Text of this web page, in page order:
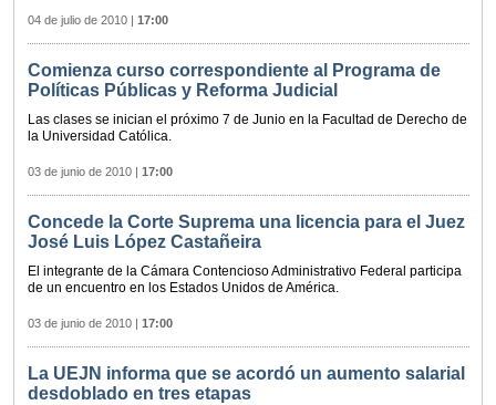
04 de julio de 2010 | 17:00
Comienza curso correspondiente al Programa de
Políticas Públicas y Reforma Judicial
Las clases se inician el próximo 7 de Junio en la Facultad de Derecho de
la Universidad Católica.
03 de junio de 2010 | 17:00
Concede la Corte Suprema una licencia para el Juez
José Luis López Castañeira
El integrante de la Cámara Contencioso Administrativo Federal participa
de un encuentro en los Estados Unidos de América.
03 de junio de 2010 | 17:00
La UEJN informa que se acordó un aumento salarial
desdoblado en tres etapas